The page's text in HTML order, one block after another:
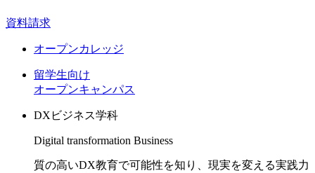
資料請求
オープンカレッジ
留学生向け
オープンキャンパス
DXビジネス学科
Digital transformation Business
質の高いDX教育で可能性を知り、現実を変える実践力